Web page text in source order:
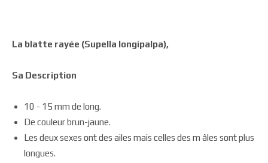
La blatte rayée (Supella longipalpa),
Sa Description
10 - 15 mm de long.
De couleur brun-jaune.
Les deux sexes ont des ailes mais celles des m âles sont plus
longues.